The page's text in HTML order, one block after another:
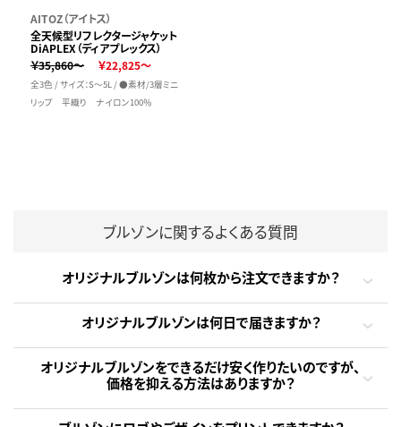
AITOZ（アイトス）
全天候型リフレクタージャケット
DiAPLEX（ディアプレックス）
￥35,860～
￥22,825～
全3色 / サイズ：S～5L / ●素材/3層ミニ
リップ 平織り ナイロン100％
ブルゾンに関するよくある質問
オリジナルブルゾンは何枚から注文できますか？
オリジナルブルゾンは何日で届きますか？
オリジナルブルゾンをできるだけ安く作りたいのですが、
価格を抑える方法はありますか？